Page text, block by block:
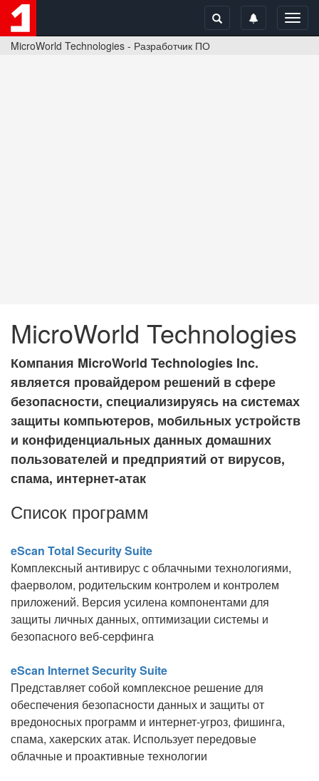
MicroWorld Technologies - Разработчик ПО
MicroWorld Technologies
Компания MicroWorld Technologies Inc.
является провайдером решений в сфере
безопасности, специализируясь на системах
защиты компьютеров, мобильных устройств
и конфиденциальных данных домашних
пользователей и предприятий от вирусов,
спама, интернет-атак
Список программ
eScan Total Security Suite
Комплексный антивирус с облачными технологиями,
фаерволом, родительским контролем и контролем
приложений. Версия усилена компонентами для
защиты личных данных, оптимизации системы и
безопасного веб-серфинга
eScan Internet Security Suite
Представляет собой комплексное решение для
обеспечения безопасности данных и защиты от
вредоносных программ и интернет-угроз, фишинга,
спама, хакерских атак. Использует передовые
облачные и проактивные технологии